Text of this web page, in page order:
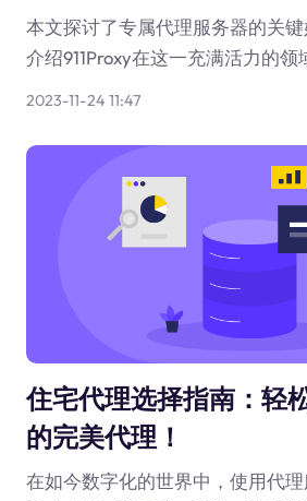
本文探讨了专属代理服务器的关
介绍911Proxy在这一充满活力的领
2023-11-24 11:47
住宅代理选择指南：轻
的完美代理！
在如今数字化的世界中，使用代